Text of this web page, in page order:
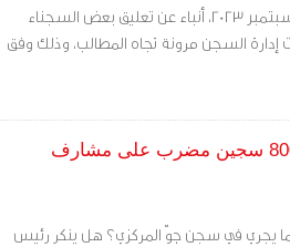
مرآة البحرين (خاص): تأكدت صباح اليوم الثلاثاء 12 سبتمبر 2023، أنباء عن تعليق بعض السجناء
السجن مرونة تجاه المطالب، وذلك وفق
لا أبواب لرئيس وزراء البحرين: لاهٍ في أغاني رمزان النعيمي و800 سجين مضرب على مشارف
يجري في سجن جوّ المركزي؟ هل ينكر رئيس